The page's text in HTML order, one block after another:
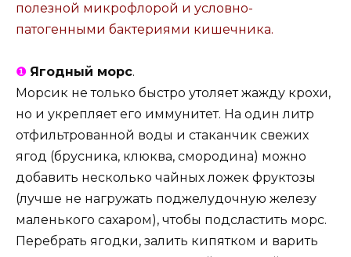
полезной микрофлорой и условно-
патогенными бактериями кишечника.
❶ Ягодный морс.
Морсик не только быстро утоляет жажду крохи,
но и укрепляет его иммунитет. На один литр
отфильтрованной воды и стаканчик свежих
ягод (брусника, клюква, смородина) можно
добавить несколько чайных ложек фруктозы
(лучше не нагружать поджелудочную железу
маленького сахаром), чтобы подсластить морс.
Перебрать ягодки, залить кипятком и варить